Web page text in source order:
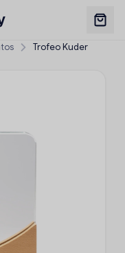
Trofeo Kuder